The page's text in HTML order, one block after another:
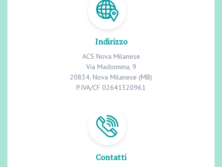
Indirizzo
ACS Nova Milanese
Via Madonnina, 9
20834, Nova Milanese (MB)
P.IVA/CF 02641320961
Contatti